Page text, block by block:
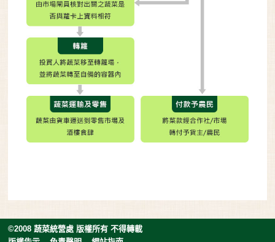
©2008 蔬菜統營處 版權所有 不得轉載